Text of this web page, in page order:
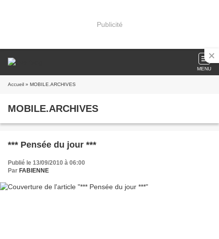
Publicité
MENU
Accueil » MOBILE.ARCHIVES
MOBILE.ARCHIVES
*** Pensée du jour ***
Publié le 13/09/2010 à 06:00
Par FABIENNE